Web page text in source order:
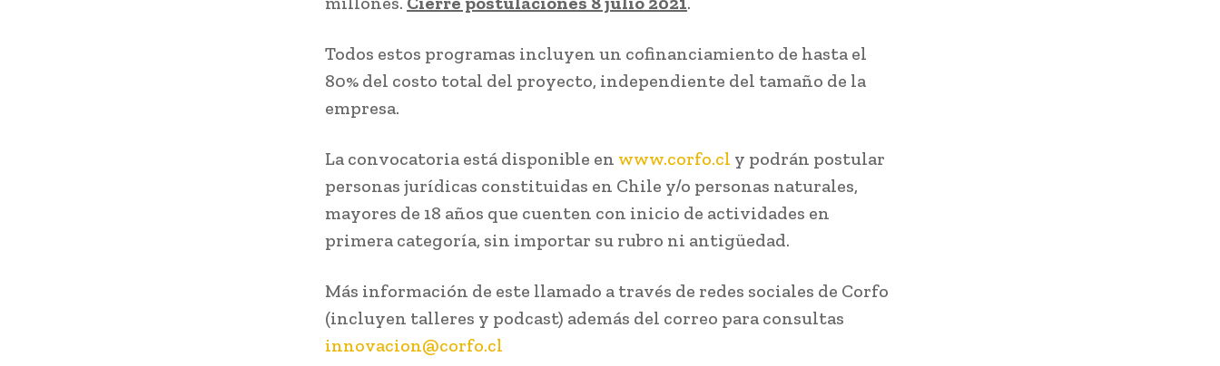
Todos estos programas incluyen un cofinanciamiento de hasta el
80% del costo total del proyecto, independiente del tamaño de la
empresa.
La convocatoria está disponible en www.corfo.cl y podrán postular
personas jurídicas constituidas en Chile y/o personas naturales,
mayores de 18 años que cuenten con inicio de actividades en
primera categoría, sin importar su rubro ni antigüedad.
Más información de este llamado a través de redes sociales de Corfo
(incluyen talleres y podcast) además del correo para consultas
innovacion@corfo.cl